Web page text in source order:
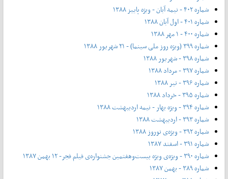
شماره ۴۰۲ - نیمه آبان - ویژه پاییز ۱۳۸۸
شماره ۴۰۱ - اول آبان ۱۳۸۸
شماره ۴۰۰ - ۱ مهر ۱۳۸۸
شماره ۳۹۹ (ویژه روز ملی سینما) - ۲۱ شهریور ۱۳۸۸
شماره ۳۹۸ - شهریور ۱۳۸۸
شماره ۳۹۷ - مرداد ۱۳۸۸
شماره ۳۹۶ - تیر ۱۳۸۸
شماره ۳۹۵ - خرداد ۱۳۸۸
شماره ۳۹۴ - ویژه بهار - نیمه‌ اردیبهشت ۱۳۸۸
شماره ۳۹۳ - اردیبهشت ۱۳۸۸
شماره ۳۹۲ - ویژه‌ی نوروز ۱۳۸۸
شماره ۳۹۱ - اسفند ۱۳۸۷
شماره ۳۹۰ - ویژه‌ی ویژه بیست‌و‌هفتمین جشنواره‌ی فیلم فجر- ۱۲ بهمن ۱۳۸۷
شماره ۳۸۹ - بهمن ۱۳۸۷